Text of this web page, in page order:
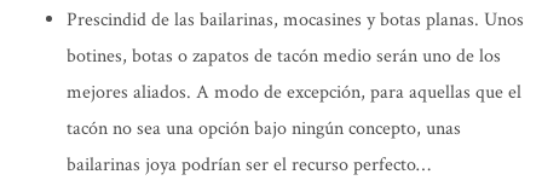
Prescindid de las bailarinas, mocasines y botas planas. Unos
botines, botas o zapatos de tacón medio serán uno de los
mejores aliados. A modo de excepción, para aquellas que el
tacón no sea una opción bajo ningún concepto, unas
bailarinas joya podrían ser el recurso perfecto…